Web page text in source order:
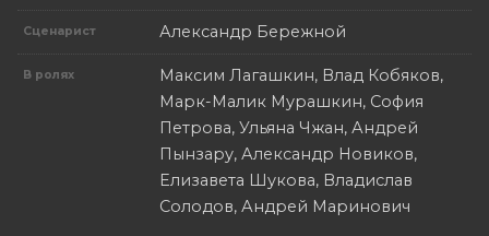
Сценарист Александр Бережной
В ролях
Максим Лагашкин, Влад Кобяков,
Марк-Малик Мурашкин, София
Петрова, Ульяна Чжан, Андрей
Пынзару, Александр Новиков,
Елизавета Шукова, Владислав
Солодов, Андрей Маринович